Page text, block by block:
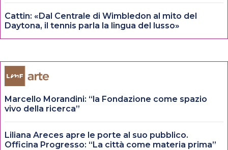
Cattin: «Dal Centrale di Wimbledon al mito del
Daytona, il tennis parla la lingua del lusso»
Marcello Morandini: “la Fondazione come spazio
vivo della ricerca”
Liliana Areces apre le porte al suo pubblico.
Officina Progresso: “La città come materia prima”